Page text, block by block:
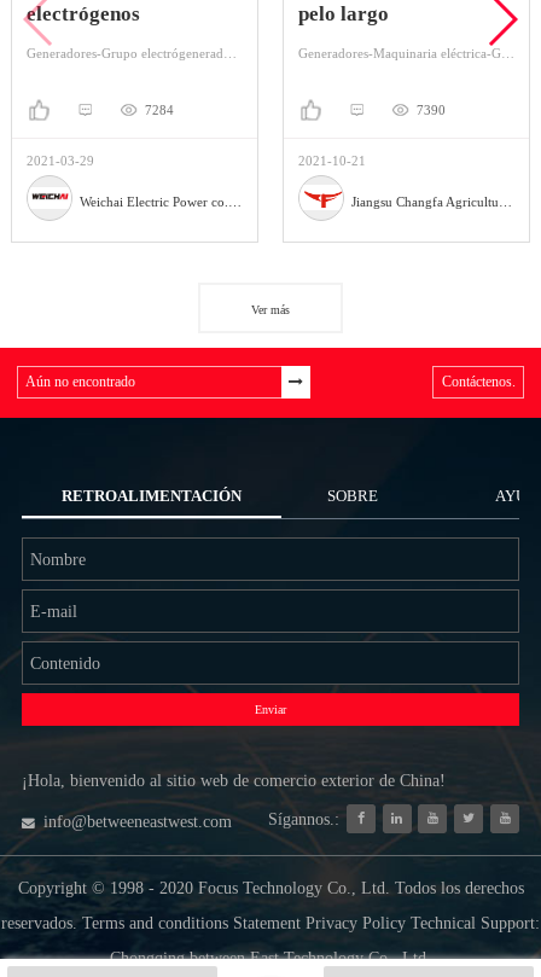
electrógenos
Generadores-Grupo electrógenerador-Grupo electrógeno Diesel
7284
2021-03-29
pelo largo
Generadores-Maquinaria eléctrica-Generador de gasolina
7390
2021-10-21
Ver más
Contáctenos.
RETROALIMENTACIÓN SOBRE
NOSOTROS
Enviar
¡Hola, bienvenido al sitio web de comercio exterior de China!
info@betweeneastwest.com Sígannos.:
Copyright © 1998 - 2020 Focus Technology Co., Ltd. Todos los derechos
reservados. Terms and conditions Statement Privacy Policy Technical Support:
Chongqing between East Technology Co., Ltd.